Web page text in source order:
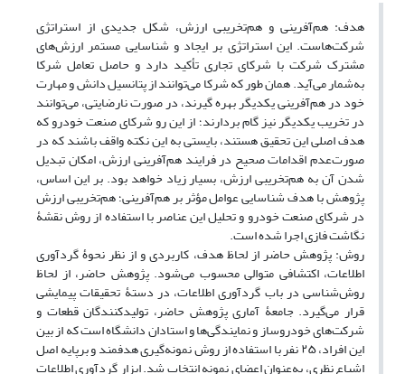
هدف: هم‌آفرینی و هم‌تخریبی ارزش، شکل جدیدی از استراتژی
شرکت‌هاست. این استراتژی بر ایجاد و شناسایی مستمر ارزش‌های
مشترک شرکت با شرکای تجاری تأکید دارد و حاصل تعامل شرکا
به‌شمار می‌آید. همان طور که شرکا می‌توانند از پتانسیل دانش و مهارت
خود در هم‌آفرینی یکدیگر بهره گیرند، در صورت نارضایتی، می‌توانند
در تخریب یکدیگر نیز گام بردارند؛ از این رو شرکای صنعت خودرو که
هدف اصلی این تحقیق هستند، بایستی به این نکته واقف باشند که در
صورت‌عدم اقدامات صحیح در فرایند هم‌آفرینی ارزش، امکان تبدیل
شدن آن به هم‌تخریبی ارزش، بسیار زیاد خواهد بود. بر این اساس،
پژوهش با هدف شناسایی عوامل مؤثر بر هم‌آفرینی؛ هم‌تخریبی ارزش
در شرکای صنعت خودرو و تحلیل این عناصر با استفاده از روش نقشۀ
نگاشت فازی اجرا شده است.
روش: پژوهش حاضر از لحاظ هدف، کاربردی و از نظر نحوۀ گردآوری
اطلاعات، اکتشافی متوالی محسوب می‌شود. پژوهش حاضر، از لحاظ
روش‌شناسی در باب گردآوری اطلاعات، در دستۀ تحقیقات پیمایشی
قرار می‌گیرد. جامعۀ آماری پژوهش حاضر، تولیدکنندگان قطعات و
شرکت‌های خودروساز و نمایندگی‌ها و استادان دانشگاه است که از بین
این افراد، ۲۵ نفر با استفاده از روش نمونه‌گیری هدفمند و برپایه اصل